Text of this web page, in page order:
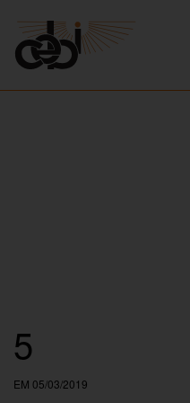
5
EM 05/03/2019